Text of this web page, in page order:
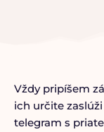
Vždy pripíšem
ich určite
telegram s